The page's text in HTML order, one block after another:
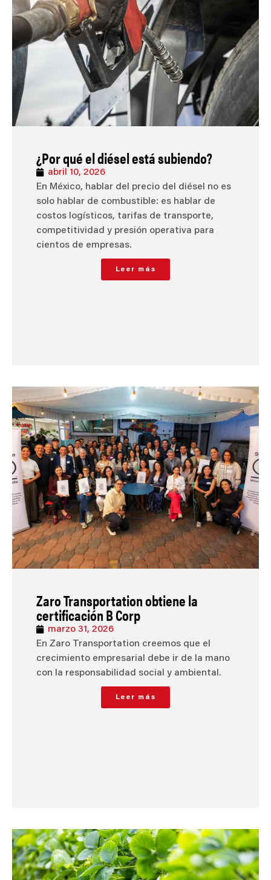
¿Por qué el diésel está subiendo?
abril 10, 2026
En México, hablar del precio del diésel no es
solo hablar de combustible: es hablar de
costos logísticos, tarifas de transporte,
competitividad y presión operativa para
cientos de empresas.
Leer más
Zaro Transportation obtiene la
certificación B Corp
marzo 31, 2026
En Zaro Transportation creemos que el
crecimiento empresarial debe ir de la mano
con la responsabilidad social y ambiental.
Leer más